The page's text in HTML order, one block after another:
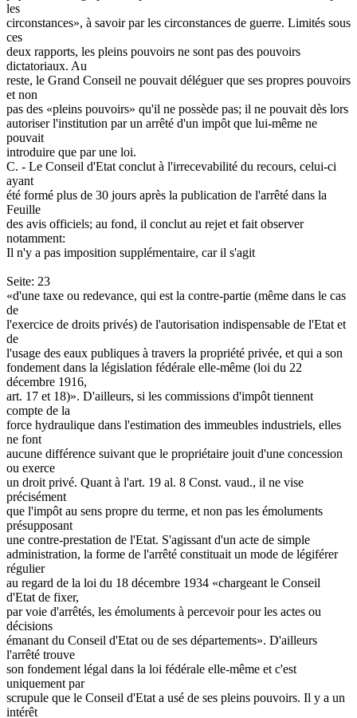
les
circonstances», à savoir par les circonstances de guerre. Limités sous
ces
deux rapports, les pleins pouvoirs ne sont pas des pouvoirs
dictatoriaux. Au
reste, le Grand Conseil ne pouvait déléguer que ses propres pouvoirs
et non
pas des «pleins pouvoirs» qu'il ne possède pas; il ne pouvait dès lors
autoriser l'institution par un arrêté d'un impôt que lui-même ne
pouvait
introduire que par une loi.
C. - Le Conseil d'Etat conclut à l'irrecevabilité du recours, celui-ci
ayant
été formé plus de 30 jours après la publication de l'arrêté dans la
Feuille
des avis officiels; au fond, il conclut au rejet et fait observer
notamment:
Il n'y a pas imposition supplémentaire, car il s'agit
Seite: 23
«d'une taxe ou redevance, qui est la contre-partie (même dans le cas
de
l'exercice de droits privés) de l'autorisation indispensable de l'Etat et
de
l'usage des eaux publiques à travers la propriété privée, et qui a son
fondement dans la législation fédérale elle-même (loi du 22
décembre 1916,
art. 17 et 18)». D'ailleurs, si les commissions d'impôt tiennent
compte de la
force hydraulique dans l'estimation des immeubles industriels, elles
ne font
aucune différence suivant que le propriétaire jouit d'une concession
ou exerce
un droit privé. Quant à l'art. 19 al. 8 Const. vaud., il ne vise
précisément
que l'impôt au sens propre du terme, et non pas les émoluments
présupposant
une contre-prestation de l'Etat. S'agissant d'un acte de simple
administration, la forme de l'arrêté constituait un mode de légiférer
régulier
au regard de la loi du 18 décembre 1934 «chargeant le Conseil
d'Etat de fixer,
par voie d'arrêtés, les émoluments à percevoir pour les actes ou
décisions
émanant du Conseil d'Etat ou de ses départements». D'ailleurs
l'arrêté trouve
son fondement légal dans la loi fédérale elle-même et c'est
uniquement par
scrupule que le Conseil d'Etat a usé de ses pleins pouvoirs. Il y a un
intérêt